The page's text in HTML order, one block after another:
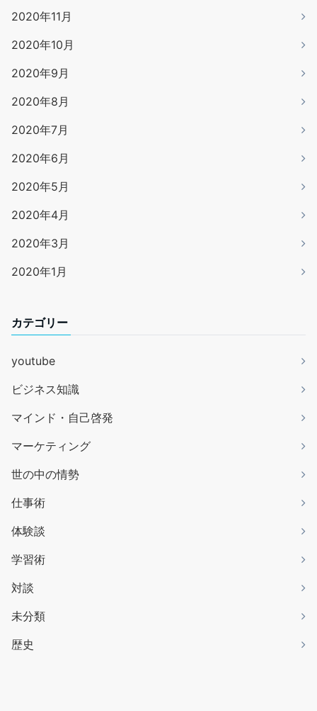
2020年11月
2020年10月
2020年9月
2020年8月
2020年7月
2020年6月
2020年5月
2020年4月
2020年3月
2020年1月
カテゴリー
youtube
ビジネス知識
マインド・自己啓発
マーケティング
世の中の情勢
仕事術
体験談
学習術
対談
未分類
歴史